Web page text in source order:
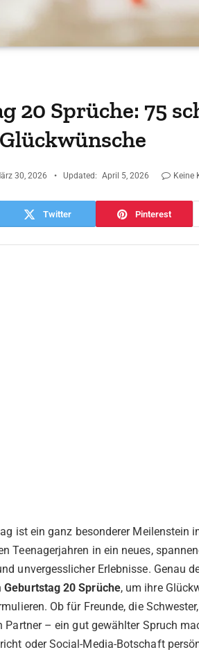
20 Sprüche: 75
30, 2026 Updated: April 5, 2026 Keine
Twitter Pinterest
ist ein ganz besonderer Meilenstein
Teenagerjahren in ein neues,
unvergesslicher Erlebnisse. Genau
Geburtstag 20 Sprüche, um ihre
Ob für Freunde, die
Partner – ein gut gewählter Spruch
oder Social-Media-Botschaft